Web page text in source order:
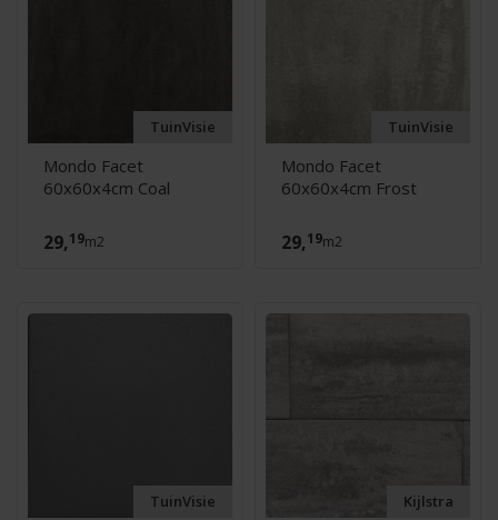
TuinVisie
Mondo Facet
60x60x4cm Coal
29,19m2
TuinVisie
Mondo Facet
60x60x4cm Frost
29,19m2
TuinVisie Kijlstra